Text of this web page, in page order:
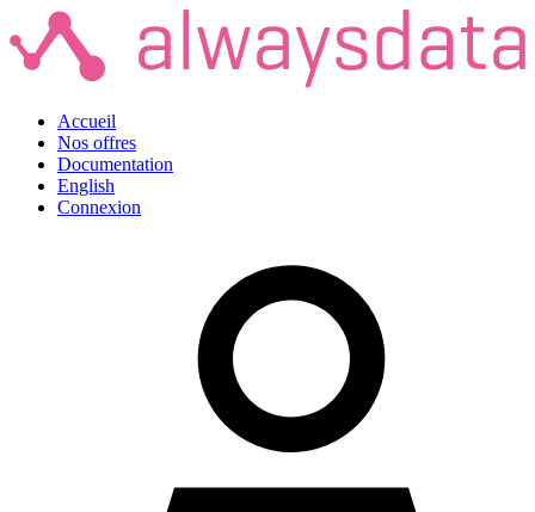
Accueil
Nos offres
Documentation
English
Connexion